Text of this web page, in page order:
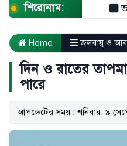
শিরোনাম:
Home জলবায়ু ও
দিন ও রাতের
পারে
আপডেটের সময় : শনিবার, ৯